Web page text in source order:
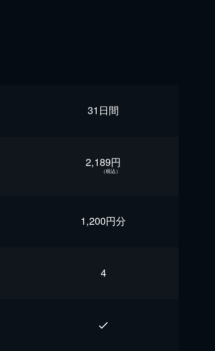
31日間
2,189円
（税込）
1,200円分
4